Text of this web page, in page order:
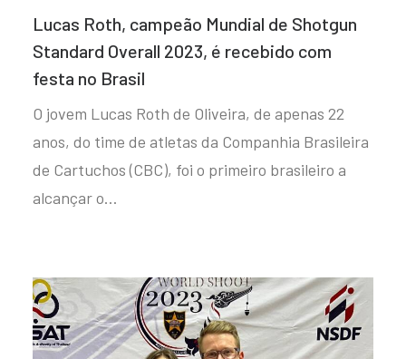
Lucas Roth, campeão Mundial de Shotgun
Standard Overall 2023, é recebido com
festa no Brasil
O jovem Lucas Roth de Oliveira, de apenas 22
anos, do time de atletas da Companhia Brasileira
de Cartuchos (CBC), foi o primeiro brasileiro a
alcançar o…